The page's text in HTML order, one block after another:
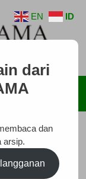
EN ID
dari
dan
arsip.